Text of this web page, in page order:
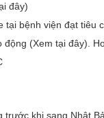
đây)
bệnh viện đạt tiêu
động (Xem tại đây).
khi sang Nhật